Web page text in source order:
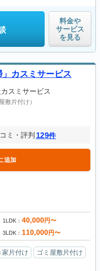
料金や
サービス
を見る
」カスミサービス
スミサービス
敷片付け）
ミ・評判 129件
追加
1LDK 40,000円〜
3LDK 110,000円〜
家片付け
ゴミ屋敷片付け